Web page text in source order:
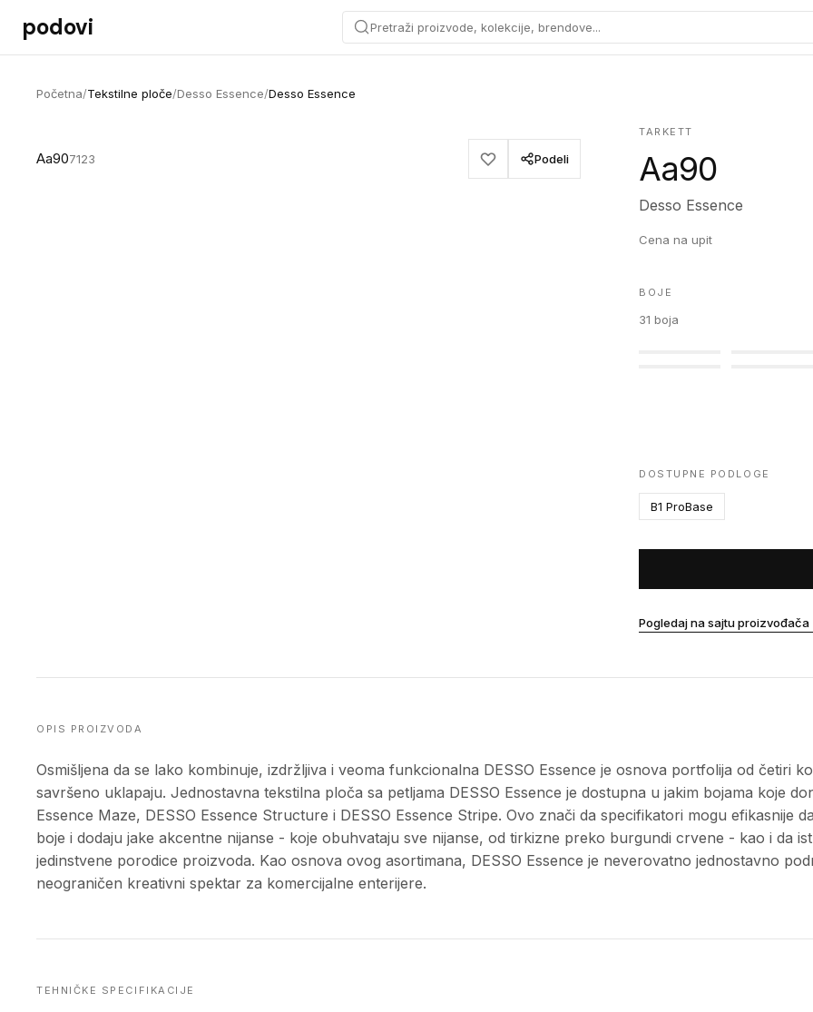
Preskoči na sadržaj
podovi Pretraži proizvode, kolekcije, brendove...
Početna/Tekstilne ploče/Desso Essence/Desso Essence
Aa907123 Podeli
TARKETT
Aa90
Desso Essence
Cena na upit
BOJE
31 boja
DOSTUPNE PODLOGE
B1 ProBase
Pogledaj na sajtu proizvođača
OPIS PROIZVODA
Osmišljena da se lako kombinuje, izdržljiva i veoma funkcionalna DESSO Essence je osnova portfolija od četiri
savršeno uklapaju. Jednostavna tekstilna ploča sa petljama DESSO Essence je dostupna u jakim bojama koje
Essence Maze, DESSO Essence Structure i DESSO Essence Stripe. Ovo znači da specifikatori mogu
boje i dodaju jake akcentne nijanse - koje obuhvataju sve nijanse, od tirkizne preko burgundi crvene - kao i da
jedinstvene porodice proizvoda. Kao osnova ovog asortimana, DESSO Essence je neverovatno jednostavno
neograničen kreativni spektar za komercijalne enterijere.
TEHNIČKE SPECIFIKACIJE